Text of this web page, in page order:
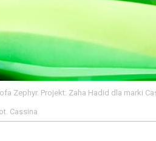
Zephyr. Projekt: Zaha Hadid dla marki
Cassina